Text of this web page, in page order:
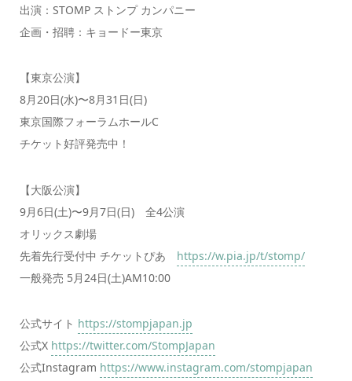
出演：STOMP ストンプ カンパニー
企画・招聘：キョードー東京
【東京公演】
8月20日(水)〜8月31日(日)
東京国際フォーラムホールC
チケット好評発売中！
【大阪公演】
9月6日(土)〜9月7日(日) 全4公演
オリックス劇場
先着先行受付中 チケットぴあ https://w.pia.jp/t/stomp/
一般発売 5月24日(土)AM10:00
公式サイト https://stompjapan.jp
公式X https://twitter.com/StompJapan
公式Instagram https://www.instagram.com/stompjapan